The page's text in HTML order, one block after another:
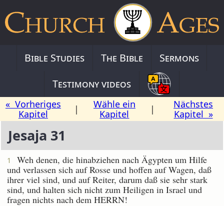
Bible Studies The Bible
Sermons
Testimony videos
« Vorheriges
Kapitel
|
Wähle ein
Kapitel
|
Nächstes
Kapitel »
Jesaja 31
1
Weh denen, die hinabziehen nach Ägypten um Hilfe
und verlassen sich auf Rosse und hoffen auf Wagen, daß
ihrer viel sind, und auf Reiter, darum daß sie sehr stark
sind, und halten sich nicht zum Heiligen in Israel und
fragen nichts nach dem HERRN!